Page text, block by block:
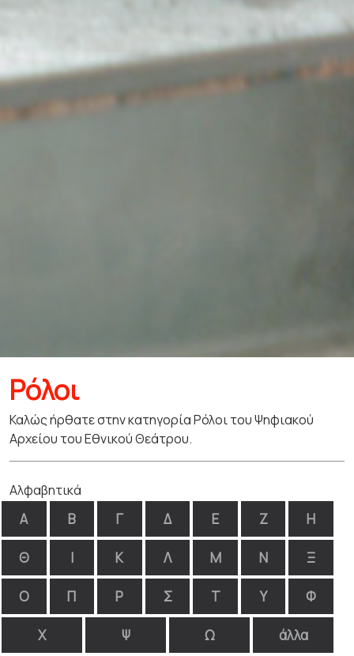
Ρόλοι
Καλώς ήρθατε στην κατηγορία Ρόλοι του Ψηφιακού
Αρχείου του Εθνικού Θεάτρου.
Αλφαβητικά
Α Β Γ Δ Ε Ζ Η
Θ Ι Κ Λ Μ Ν Ξ
Ο Π Ρ Σ Τ Υ Φ
Χ Ψ Ω άλλα